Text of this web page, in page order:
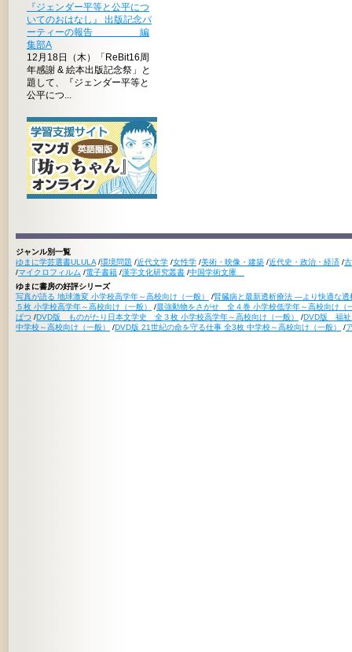
『ジェンダー平等と公平につ
いてのおはなし』 出版記念パ
ーティーの報告 編
集部A
12月18日（木）「ReBit16周
年感謝 & 絵本出版記念祭」と
題して、『ジェンダー平等と
公平につ...
ジャンル別一覧
ゆまに学芸選書ULULA /環境問題 /近代文学 /女性学 /美術・映像・建築 /近代史・政治・経済 /
/マイクロフィルム /電子書籍 /漢字文化研究叢書 /中国学術文庫
ゆまに書房の好評シリーズ
写真が語る 地球激変 小学校高学年～高校向け（一般）
/腎臓病と最新透析療法 ―より快適な
５枚 小学校高学年～高校向け（一般）
/最強動物をさがせ 全４巻 小学校低学年～高校向け（
ばつ /DVD版 ものがたり日本文学史 全３枚 小学校高学年～高校向け（一般） /DVD版 福祉
中学校～高校向け（一般）
/DVD版 21世紀の命を守る仕事 全3枚 中学校～高校向け（一般） /